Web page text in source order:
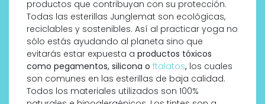
productos que contribuyan con su protección.
Todas las esterillas Junglemat son ecológicas,
reciclables y sostenibles. Así al practicar yoga no
sólo estás ayudando al planeta sino que
evitarás estar expuesta a productos tóxicos
como pegamentos, silicona o ftalatos, los cuales
son comunes en las esterillas de baja calidad.
Todos los materiales utilizados son 100%